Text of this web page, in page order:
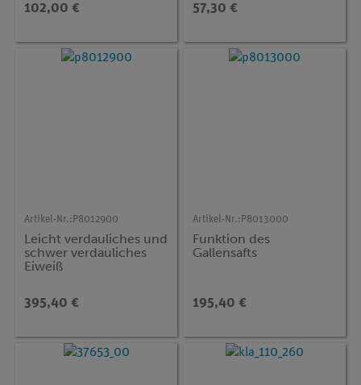
inkl. CD-ROM, TESS
102,00 € 57,30 €
Artikel-Nr.: P8012900
Leicht verdauliches und
schwer verdauliches
Eiweiß
395,40 €
Artikel-Nr.: P8013000
Funktion des
Gallensafts
195,40 €